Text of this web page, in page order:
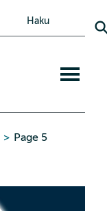
Haku
> Page 5